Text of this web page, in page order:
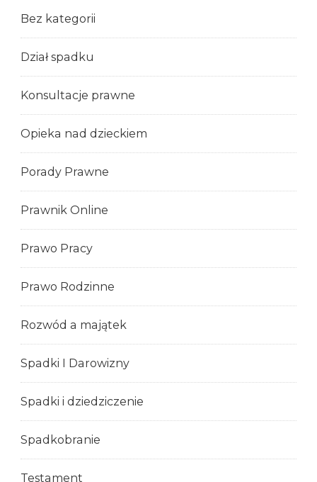
Bez kategorii
Dział spadku
Konsultacje prawne
Opieka nad dzieckiem
Porady Prawne
Prawnik Online
Prawo Pracy
Prawo Rodzinne
Rozwód a majątek
Spadki I Darowizny
Spadki i dziedziczenie
Spadkobranie
Testament